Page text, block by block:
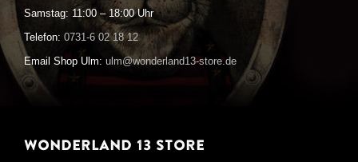
Samstag: 11:00 – 18:00 Uhr
Telefon: 0731-6 02 18 12
Email Shop Ulm: ulm@wonderland13-store.de
WONDERLAND 13 STORE